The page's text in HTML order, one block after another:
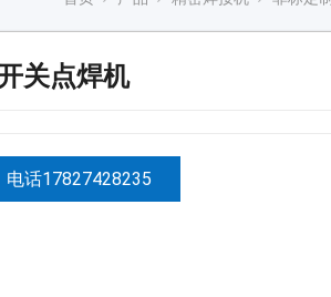
关点焊机
电话17827428235